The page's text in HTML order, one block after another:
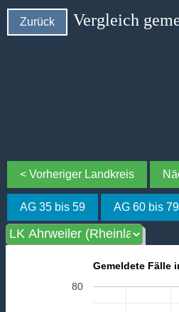
Zurück Vergleich
< Vorheriger Landkreis
AG 35 bis 59 AG 60 bis 79
Gemeldete Fälle
80